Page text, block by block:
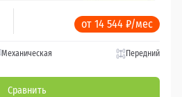
от 14 544 ₽/мес
Механическая Передний
Сравнить